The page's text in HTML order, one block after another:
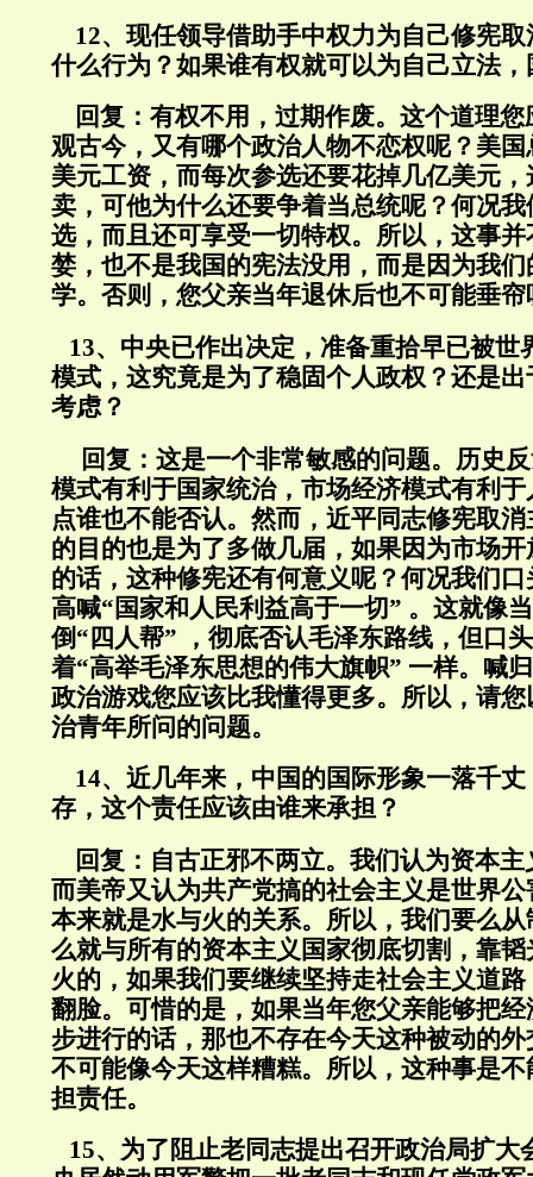
12、现任领导借助手中权力为自己修宪
什么行为？如果谁有权就可以为自己立法
回复： 有权不用，过期作废。这个道理
观古今，又有哪个政治人物不恋权呢？美
美元工资，而每次参选还要花掉几亿美元
卖，可他为什么还要争着当总统呢？何况
选，而且还可享受一切特权。所以，这事
婪，也不是我国的宪法没用，而是因为我
学。否则，您父亲当年退休后也不可能垂
13、中央已作出决定，准备重拾早已被世
模式，这究竟是为了稳固个人政权？还是
考虑？
回复： 这是一个非常敏感的问题。历史
模式有利于国家统治，市场经济模式有利
点谁也不能否认。然而，近平同志修宪取
的目的也是为了多做几届，如果因为市场
的话，这种修宪还有何意义呢？何况我们
高喊“国家和人民利益高于一切” 。这就像
倒“四人帮” ，彻底否认毛泽东路线，但口
着“高举毛泽东思想的伟大旗帜” 一样。喊
政治游戏您应该比我懂得更多。所以，请
治青年所问的问题。
14、近几年来，中国的国际形象一落千
存，这个责任应该由谁来承担？
回复： 自古正邪不两立。我们认为资本
而美帝又认为共产党搞的社会主义是世界
本来就是水与火的关系。所以，我们要么
么就与所有的资本主义国家彻底切割，靠
火的，如果我们要继续坚持走社会主义道
翻脸。可惜的是，如果当年您父亲能够把
步进行的话，那也不存在今天这种被动的
不可能像今天这样糟糕。所以，这种事是
担责任。
15、为了阻止老同志提出召开政治局扩大